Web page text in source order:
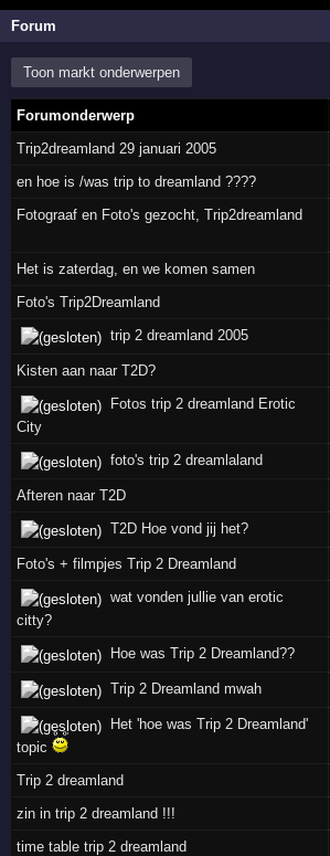
Forum
Toon markt onderwerpen
Forumonderwerp
Trip2dreamland 29 januari 2005
en hoe is /was trip to dreamland ????
Fotograaf en Foto's gezocht, Trip2dreamland
Het is zaterdag, en we komen samen
Foto's Trip2Dreamland
trip 2 dreamland 2005
Kisten aan naar T2D?
Fotos trip 2 dreamland Erotic
City
foto's trip 2 dreamlaland
Afteren naar T2D
T2D Hoe vond jij het?
Foto's + filmpjes Trip 2 Dreamland
wat vonden jullie van erotic
citty?
Hoe was Trip 2 Dreamland??
Trip 2 Dreamland mwah
Het 'hoe was Trip 2 Dreamland'
topic
Trip 2 dreamland
zin in trip 2 dreamland !!!
time table trip 2 dreamland